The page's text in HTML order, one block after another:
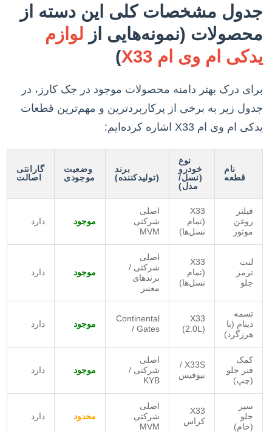
جدول مشخصات کلی این دسته از
محصولات (نمونه‌هایی از لوازم
یدکی ام وی ام X33
)
برای درک بهتر دامنه محصولات موجود در جک کارز، در
جدول زیر به برخی از پرکاربردترین و مهم‌ترین قطعات
یدکی ام وی ام X33 اشاره کرده‌ایم:
نام
قطعه
نوع
خودرو
(نسل/
مدل)
برند
(تولیدکننده)
وضعیت
موجودی
گارانتی
اصالت
فیلتر
روغن
موتور
X33
(تمام
نسل‌ها)
اصلی
شرکتی
MVM
موجود دارد
لنت
ترمز
جلو
X33
(تمام
نسل‌ها)
اصلی
شرکتی /
برندهای
معتبر
موجود دارد
تسمه
دینام (با
هرزگرد)
X33
(2.0L)
Continental
/ Gates
موجود دارد
کمک
فنر جلو
(چپ)
X33S /
نیوفیس
اصلی
شرکتی /
KYB
موجود دارد
سپر
جلو
(خام)
X33
کراس
اصلی
شرکتی
MVM
محدود دارد